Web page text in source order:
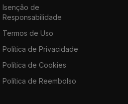
Isenção de
Responsabilidade
Termos de Uso
Política de Privacidade
Política de Cookies
Política de Reembolso